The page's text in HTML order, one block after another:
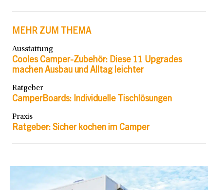
MEHR ZUM THEMA
Ausstattung
Cooles Camper-Zubehör: Diese 11 Upgrades
machen Ausbau und Alltag leichter
Ratgeber
CamperBoards: Individuelle Tischlösungen
Praxis
Ratgeber: Sicher kochen im Camper